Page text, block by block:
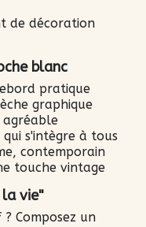
de décoration
blanc
pratique
graphique
agréable
s'intègre à tous
contemporain
touche vintage
la vie"
? Composez un